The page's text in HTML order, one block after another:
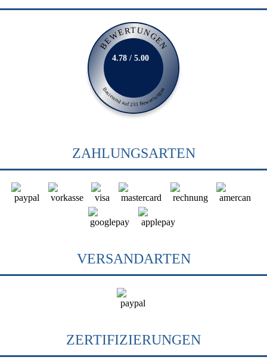
BEWERTUNGEN
Basierend auf 231 Bewertungen
4.78 / 5.00
ZAHLUNGSARTEN
VERSANDARTEN
ZERTIFIZIERUNGEN